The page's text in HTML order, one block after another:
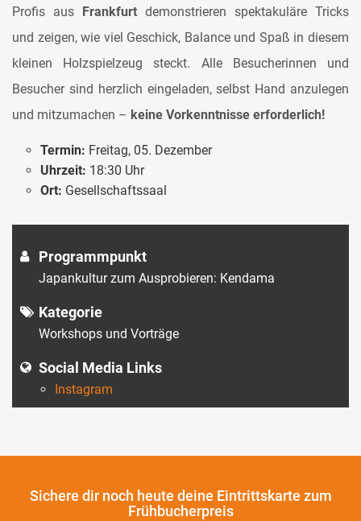
Profis aus
Frankfurt demonstrieren spektakuläre Tricks
und zeigen, wie viel Geschick, Balance und Spaß in diesem
kleinen Holzspielzeug steckt. Alle Besucherinnen und
Besucher sind herzlich eingeladen, selbst Hand anzulegen
und mitzumachen – keine Vorkenntnisse erforderlich!
Termin: Freitag, 05. Dezember
Uhrzeit: 18:30 Uhr
Ort: Gesellschaftssaal
Programmpunkt
Japankultur zum Ausprobieren: Kendama
Kategorie
Workshops und Vorträge
Social Media Links
Instagram
Sichere dir noch heute deine Eintrittskarte zum
Frühbucherpreis